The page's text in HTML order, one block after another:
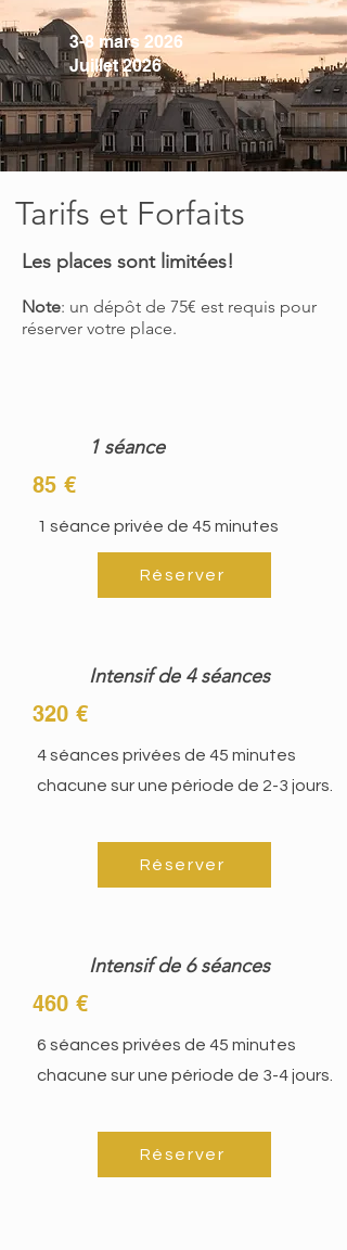
3-8 mars 2026
Juillet 2026
Tarifs et Forfaits
Les places sont limitées!
Note: un dépôt de 75€ est requis pour
réserver votre place.
1 séance
85 €
1 séance privée de 45 minutes
Réserver
Intensif de 4 séances
320 €
4 séances privées de 45 minutes
chacune sur une période de 2-3 jours.
Réserver
Intensif de 6 séances
460 €
6 séances privées de 45 minutes
chacune sur une période de 3-4 jours.
Réserver